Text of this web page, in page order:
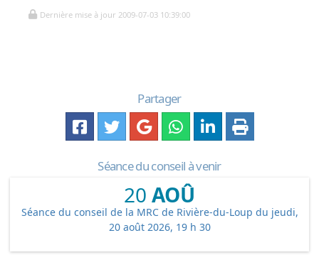
Dernière mise à jour 2009-07-03 10:39:00
Partager
Séance du conseil à venir
20 AOÛ
Séance du conseil de la MRC de Rivière-du-Loup du jeudi,
20 août 2026, 19 h 30